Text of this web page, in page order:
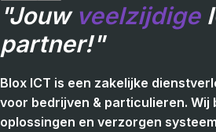
"Jouw veelzijdige
partner!"
Blox ICT is een zakelijke
voor bedrijven & particulieren. Wij
oplossingen en verzorgen